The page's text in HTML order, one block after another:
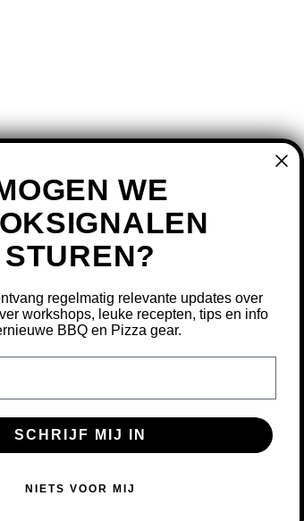
MIJN ACCOUNT
MIJN BESTELLINGEN
MIJN TICKETS
MIJN VERLANGLIJST
TE VERBETEREN.
WE
STUREN?
regelmatig relevante updates over
workshops, leuke recepten, tips en info
BBQ en Pizza gear.
SCHRIJF MIJ IN
NIETS VOOR MIJ